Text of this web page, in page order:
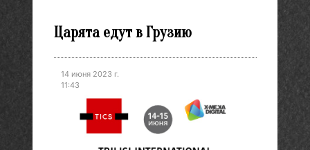
Царята едут в Грузию
14 июня 2023 г.
11:43